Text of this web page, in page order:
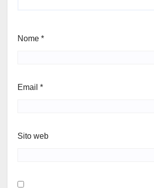
Nome *
Email *
Sito web